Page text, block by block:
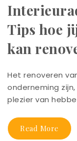
Tips hoe
kan
Het renoveren
onderneming
plezier van
Read More